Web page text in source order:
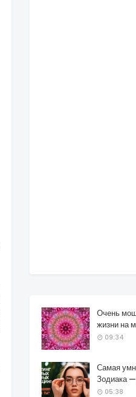
Очень
жизни на
09:34
Самая
Зодиака
05:38